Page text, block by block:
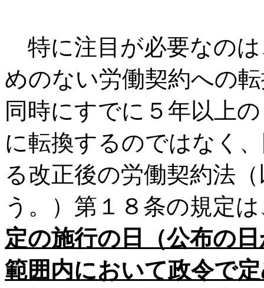
特に注目が必要なのは
めのない労働契約への
同時にすでに５年以上
に転換するのではなく
る改正後の労働契約法
う。）第１８条の規定
定の施行の日（公布の
範囲内において政令で